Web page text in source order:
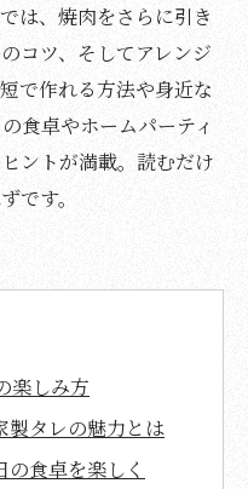
は、焼肉をさらに引き
コツ、そしてアレンジ
で作れる方法や身近な
食卓やホームパーティ
ントが満載。読むだけ
です。
楽しみ方
製タレの魅力とは
食卓を楽しく